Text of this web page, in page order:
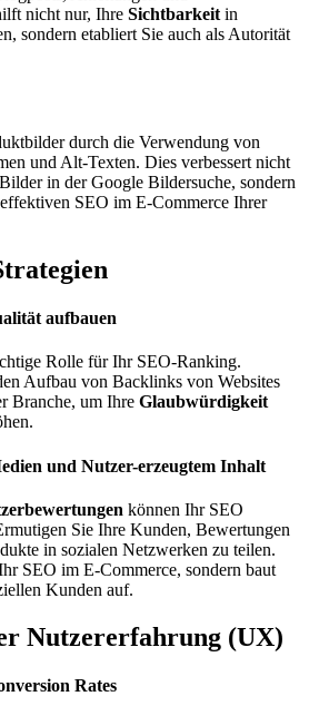
nicht nur, Ihre Sichtbarkeit in
sondern etabliert Sie auch als Autorität
durch die Verwendung von
und Alt-Texten. Dies verbessert nicht
in der Google Bildersuche, sondern
SEO im E-Commerce Ihrer
aufbauen
Rolle für Ihr SEO-Ranking.
Aufbau von Backlinks von Websites
Branche, um Ihre Glaubwürdigkeit
und Nutzer-erzeugtem Inhalt
können Ihr SEO
Sie Ihre Kunden, Bewertungen
in sozialen Netzwerken zu teilen.
SEO im E-Commerce, sondern baut
Kunden auf​.
Nutzererfahrung (UX)
Rates